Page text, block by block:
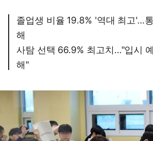
졸업생 비율 19.8% '역대 최고'…
해
사탐 선택 66.9% 최고치…"입시
해"